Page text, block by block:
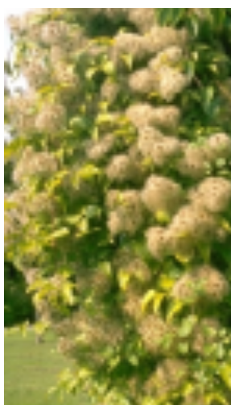
Bosrank
Clematis vitalba